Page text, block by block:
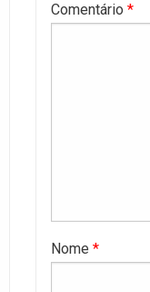
Comentário *
Nome *